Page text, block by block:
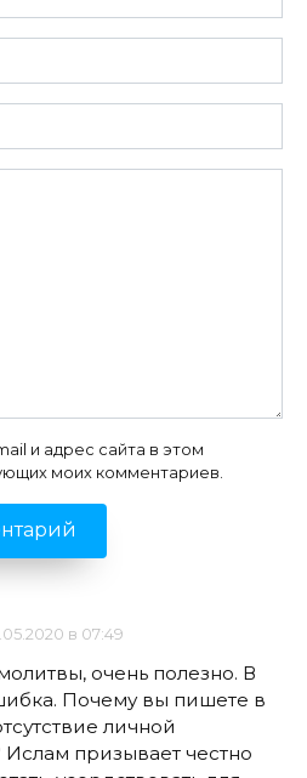
и адрес сайта в этом
моих комментариев.
в 07:49
очень полезно. В
Почему вы пишете в
личной
призывает честно